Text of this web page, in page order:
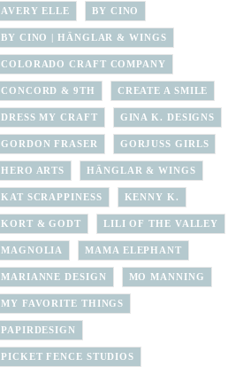
AVERY ELLE BY CINO
BY CINO | HÄNGLAR & WINGS
COLORADO CRAFT COMPANY
CONCORD & 9TH CREATE A SMILE
DRESS MY CRAFT GINA K. DESIGNS
GORDON FRASER GORJUSS GIRLS
HERO ARTS HÄNGLAR & WINGS
KAT SCRAPPINESS KENNY K.
KORT & GODT LILI OF THE VALLEY
MAGNOLIA MAMA ELEPHANT
MARIANNE DESIGN MO MANNING
MY FAVORITE THINGS
PAPIRDESIGN
PICKET FENCE STUDIOS